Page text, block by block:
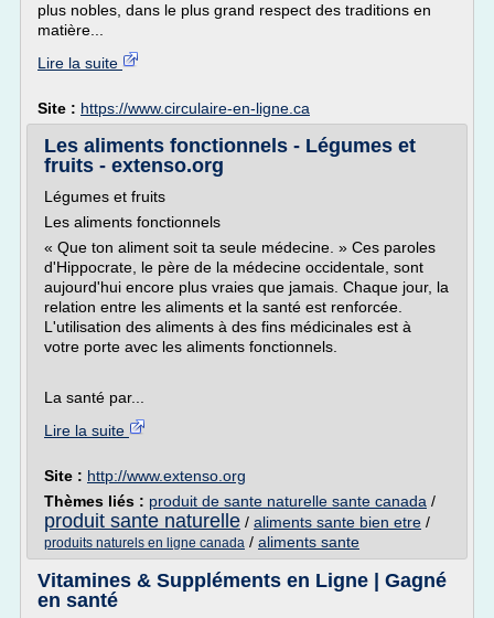
plus nobles, dans le plus grand respect des traditions en
matière...
Lire la suite
Site : https://www.circulaire-en-ligne.ca
Les aliments fonctionnels - Légumes et
fruits - extenso.org
Légumes et fruits
Les aliments fonctionnels
« Que ton aliment soit ta seule médecine. » Ces paroles
d'Hippocrate, le père de la médecine occidentale, sont
aujourd'hui encore plus vraies que jamais. Chaque jour, la
relation entre les aliments et la santé est renforcée.
L'utilisation des aliments à des fins médicinales est à
votre porte avec les aliments fonctionnels.
La santé par...
Lire la suite
Site : http://www.extenso.org
Thèmes liés : produit de sante naturelle sante canada /
produit sante naturelle / aliments sante bien etre /
produits naturels en ligne canada / aliments sante
Vitamines & Suppléments en Ligne | Gagné
en santé